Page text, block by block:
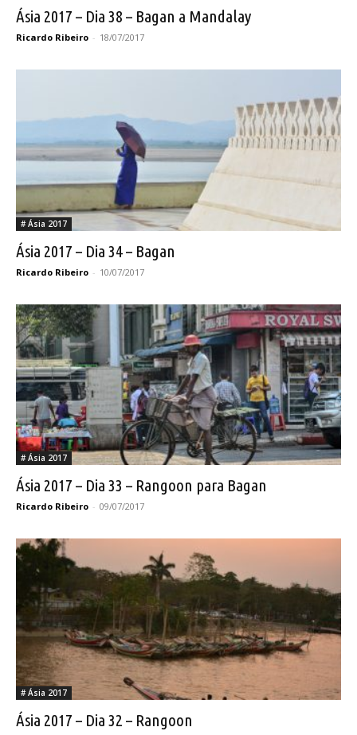
Ásia 2017 – Dia 38 – Bagan a Mandalay
Ricardo Ribeiro - 18/07/2017
# Ásia 2017
Ásia 2017 – Dia 34 – Bagan
Ricardo Ribeiro - 10/07/2017
# Ásia 2017
Ásia 2017 – Dia 33 – Rangoon para Bagan
Ricardo Ribeiro - 09/07/2017
# Ásia 2017
Ásia 2017 – Dia 32 – Rangoon